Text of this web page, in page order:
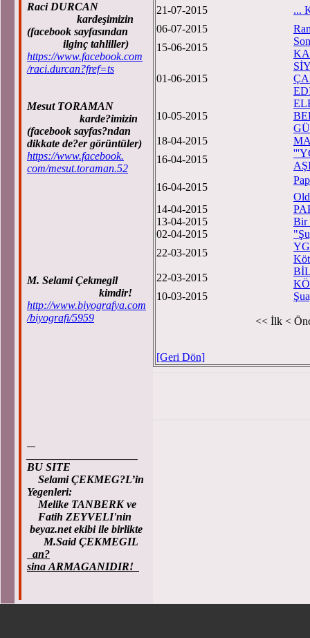
Raci DURCAN
kardeşimizin
(facebook sayfasından
ilginç tahliller)
https://www.facebook.com
/raci.durcan?fref=ts
Mesut TORAMAN
karde?imizin
(facebook sayfas?ndan
dikkate de?er görüntüler)
https://www.facebook.
com/mesut.toraman.52
M. Selami Çekmegil
kimdir!
http://www.biyografya.com
/biyografi/5959
BU SITE
Selami ÇEKMEG?L’in
Yegenleri:
Melike TANBERK ve
Fatih ZEYVELI'nin
beyaz.net ekibi ile birlikte
M.Said ÇEKMEGIL
an?
sina ARMAGANIDIR!
21-07-2015
...
06-07-2015
15-06-2015
01-06-2015
10-05-2015
18-04-2015
16-04-2015
16-04-2015
14-04-2015
13-04-2015
Bir
02-04-2015
22-03-2015
22-03-2015
10-03-2015
<< İlk <
[Geri Dön]